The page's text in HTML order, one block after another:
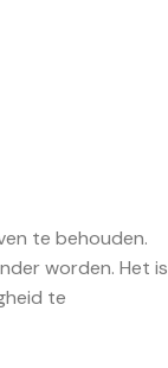
te behouden.
worden. Het is
te